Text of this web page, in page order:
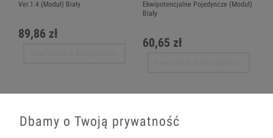
Ver.1.4 (Moduł) Biały
89,86 zł
Ekwipotencjalne Pojedyncze (Moduł)
Biały
60,65 zł
Dbamy o Twoją prywatność